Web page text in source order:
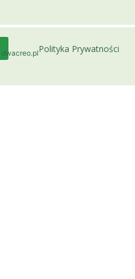
Polityka Prywatności
dwacreo.pl